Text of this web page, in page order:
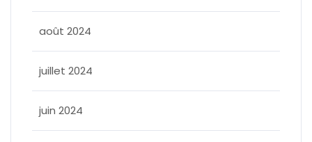
août 2024
juillet 2024
juin 2024